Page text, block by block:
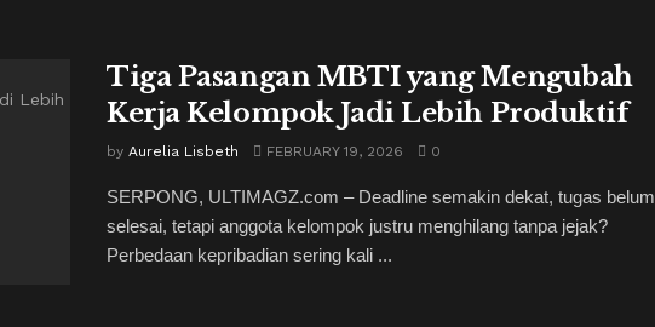
Tiga Pasangan MBTI yang Mengubah
Kerja Kelompok Jadi Lebih Produktif
by Aurelia Lisbeth FEBRUARY 19, 2026 0
SERPONG, ULTIMAGZ.com – Deadline semakin dekat, tugas belum
selesai, tetapi anggota kelompok justru menghilang tanpa jejak?
Perbedaan kepribadian sering kali ...